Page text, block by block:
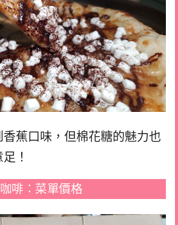
蕉口味，但棉花糖的魅力也
！
啡：菜單價格